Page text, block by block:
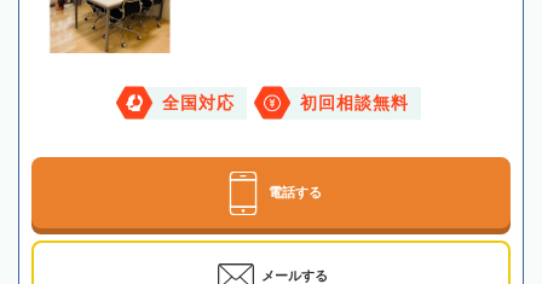
全国対応 初回相談無料
電話する
メールする